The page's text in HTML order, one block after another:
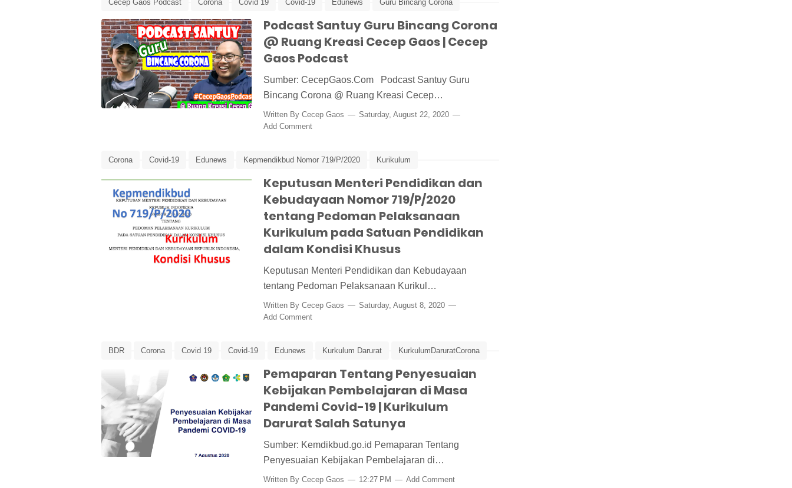
Cecep Gaos Podcast Corona Covid 19 Covid-19 Edunews Guru Bincang Corona
Podcast Podcast Corona Podcast Covid Podcast Covid-19 Podcast Guru Podcast Santuy
Podcast Santuy Guru Bincang Corona
@ Ruang Kreasi Cecep Gaos | Cecep
Gaos Podcast
Sumber: CecepGaos.Com Podcast Santuy Guru
Bincang Corona @ Ruang Kreasi Cecep…
Written By Cecep Gaos
Saturday, August 22, 2020
Add Comment
Corona Covid-19 Edunews Kepmendikbud Nomor 719/P/2020 Kurikulum
Kurikulum Covid-19 Kurikulum Kondisi Khusus Kurkulum Darurat Pedoman Pelaksanaan Kurikulum
Keputusan Menteri Pendidikan dan
Kebudayaan Nomor 719/P/2020
tentang Pedoman Pelaksanaan
Kurikulum pada Satuan Pendidikan
dalam Kondisi Khusus
Keputusan Menteri Pendidikan dan Kebudayaan
tentang Pedoman Pelaksanaan Kurikul…
Written By Cecep Gaos
Saturday, August 8, 2020
Add Comment
BDR Corona Covid 19 Covid-19 Edunews Kurkulum Darurat KurkulumDaruratCorona
Virus Corona
Pemaparan Tentang Penyesuaian
Kebijakan Pembelajaran di Masa
Pandemi Covid-19 | Kurikulum
Darurat Salah Satunya
Sumber: Kemdikbud.go.id Pemaparan Tentang
Penyesuaian Kebijakan Pembelajaran di…
Written By Cecep Gaos 12:27 PM Add Comment